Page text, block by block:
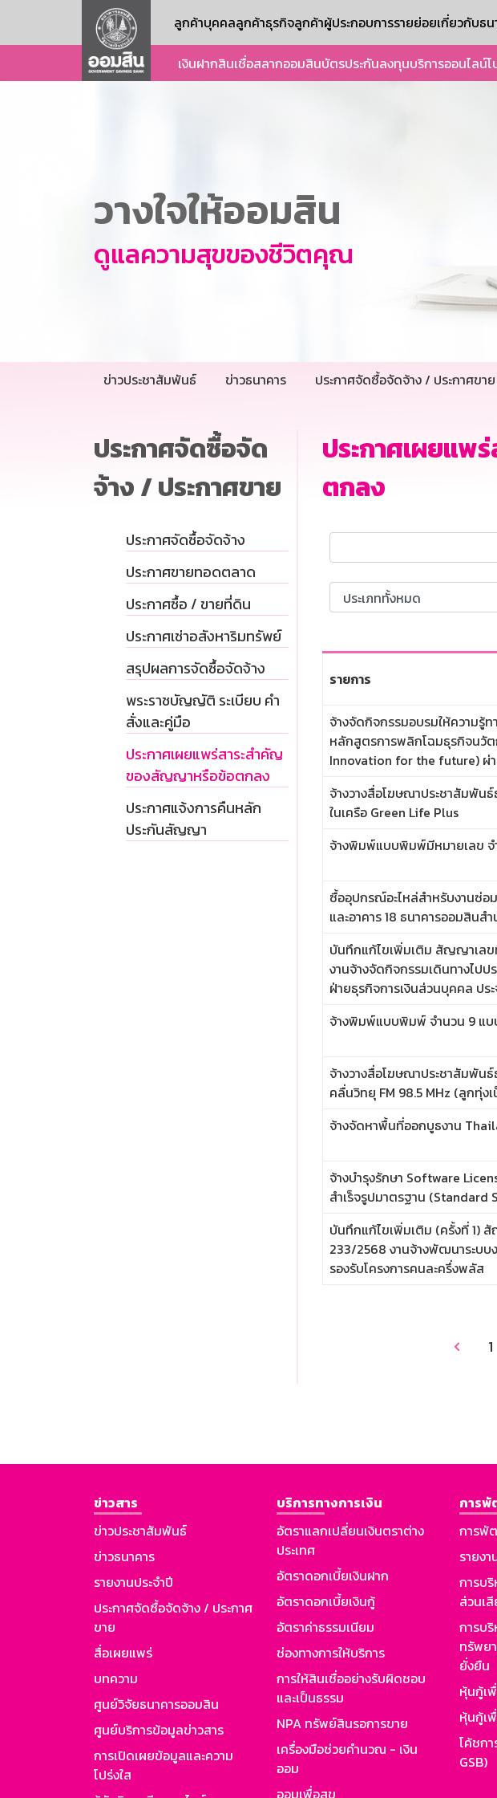
ลูกค้าบุคคลลูกค้าธุรกิจลูกค้าผู้ประกอบการรายย่อยเกี่ยวกับธน
เงินฝากสินเชื่อสลากออมสินบัตรประกันลงทุนบริการออนไลน์
วางใจให้ออมสิน
ดูแลความสุขของชีวิตคุณ
ข่าวประชาสัมพันธ์ ข่าวธนาคาร ประกาศจัดซื้อจัดจ้าง / ประกาศขาย
ประกาศจัดซื้อจัด
จ้าง / ประกาศขาย
ประกาศจัดซื้อจัดจ้าง
ประกาศขายทอดตลาด
ประกาศซื้อ / ขายที่ดิน
ประกาศเช่าอสังหาริมทรัพย์
สรุปผลการจัดซื้อจัดจ้าง
พระราชบัญญัติ ระเบียบ คำ
สั่งและคู่มือ
ประกาศเผยแพร่สาระสำคัญ
ของสัญญาหรือข้อตกลง
ประกาศแจ้งการคืนหลัก
ประกันสัญญา
ประกาศเผยแ
ตกลง
รายการ
จ้างจัดกิจกรรมอบรมให้ความรู้
หลักสูตรการพลิกโฉมธุรกิจนวั
Innovation for the future) ผ่
จ้างวางสื่อโฆษณาประชาสัมพัน
ในเครือ Green Life Plus
จ้างพิมพ์แบบพิมพ์มีหมายเลข
ซื้ออุปกรณ์อะไหล่สำหรับงานซ่อ
และอาคาร 18 ธนาคารออมสินส
บันทึกแก้ไขเพิ่มเติม สัญญาเล
งานจ้างจัดกิจกรรมเดินทางไป
ฝ่ายธุรกิจการเงินส่วนบุคคล ปร
จ้างพิมพ์แบบพิมพ์ จำนวน 9 แ
จ้างวางสื่อโฆษณาประชาสัมพัน
คลื่นวิทยุ FM 98.5 MHz (ลูกทุ่ง
จ้างจัดหาพื้นที่ออกบูธงาน
จ้างบำรุงรักษา Software
สำเร็จรูปมาตรฐาน (Standard
บันทึกแก้ไขเพิ่มเติม (ครั้งที่ 1)
233/2568 งานจ้างพัฒนาระบบ
รองรับโครงการคนละครึ่งพลัส
 1
ข่าวสาร
ข่าวประชาสัมพันธ์
ข่าวธนาคาร
รายงานประจำปี
ประกาศจัดซื้อจัดจ้าง / ประกาศ
ขาย
สื่อเผยแพร่
บทความ
ศูนย์วิจัยธนาคารออมสิน
ศูนย์บริการข้อมูลข่าวสาร
การเปิดเผยข้อมูลและความ
โปร่งใส
บริการทางการเงิน
อัตราแลกเปลี่ยนเงินตราต่าง
ประเทศ
อัตราดอกเบี้ยเงินฝาก
อัตราดอกเบี้ยเงินกู้
อัตราค่าธรรมเนียม
ช่องทางการให้บริการ
การให้สินเชื่ออย่างรับผิดชอบ
และเป็นธรรม
NPA ทรัพย์สินรอการขาย
เครื่องมือช่วยคำนวณ - เงิน
ออม
การพั
การพั
รายง
การบ
ส่วนเ
การบ
ทรัพย
ยั่งยืน
หุ้นกู้เ
หุ้นกู้เ
โค้ชก
GSB)